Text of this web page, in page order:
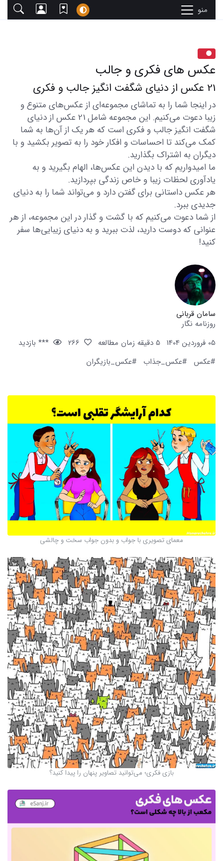
منو
عکس های فکری و جالب
21 عکس از دنیای شگفت انگیز جالب و فکری
در اینجا شما را به تماشای مجموعه‌ای از عکس‌های متنوع و
زیبا دعوت می‌کنیم. این مجموعه شامل 21 عکس از دنیای
شگفت انگیز جالب و فکری است که هر یک از آن‌ها به شما
کمک می‌کند تا احساسات و افکار خود را به تصویر بکشید و با
دیگران به اشتراک بگذارید.
ما امیدواریم که با دیدن این عکس‌ها، الهام بگیرید و به
یادآوری لحظات زیبا و خاص زندگی بپردازید.
هر عکس داستانی برای گفتن دارد و می‌تواند شما را به دنیای
جدیدی ببرد.
از شما دعوت می‌کنیم که با گشت و گذار در این مجموعه، از هر
عنوانی که دوست دارید، لذت ببرید و به دنیای زیبایی‌ها سفر
کنید!
سامان قربانی
روزنامه نگار
05 فروردین 1404
5 دقیقه زمان مطالعه
*** بازدید
#عکس
#عکس_جذاب #عکس_بازیگران
معمای تصویری با جواب و بدون جواب سخت و چالشی
بازی فکری؛ می‌توانید تصاویر پنهان را پیدا کنید؟